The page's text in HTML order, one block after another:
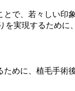
で、若々しい
実現するため
めに、植毛手